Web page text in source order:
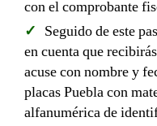
con el comprobante
Seguido de este
en cuenta que
acuse con nombre y
placas Puebla con
alfanumérica de